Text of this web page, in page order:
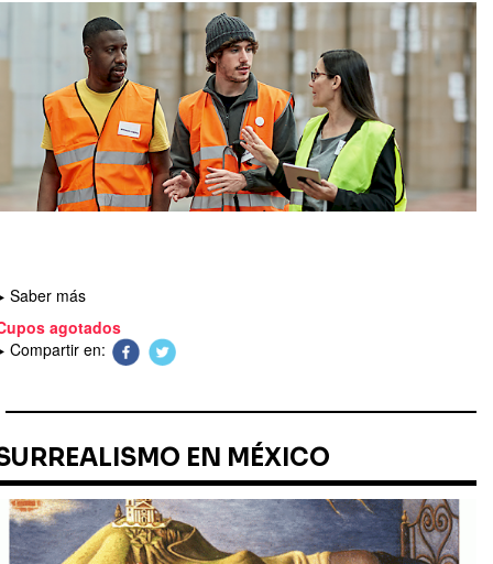
Saber más
agotados
Compartir en:
EN MÉXICO